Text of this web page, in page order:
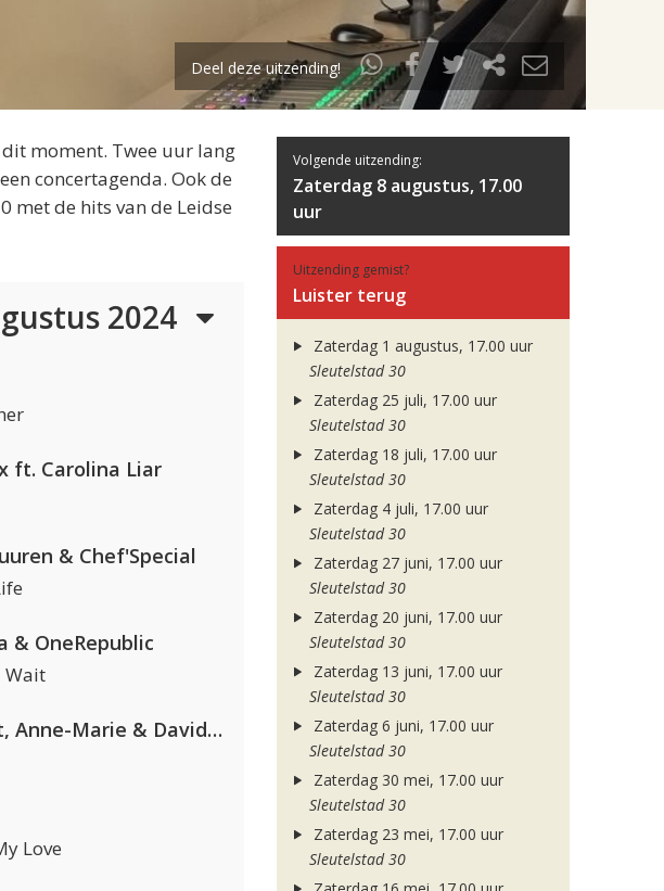
Deel deze uitzending!
moment. Twee uur lang
concertagenda. Ook de
met de hits van de Leidse
2024
ft. Carolina Liar
& Chef'Special
& OneRepublic
Wait
Clean Bandit, Anne-Marie & David Guetta
Love
Volgende uitzending:
Zaterdag 8 augustus, 17.00
uur
Uitzending gemist?
Luister terug
Zaterdag 1 augustus, 17.00 uur
Sleutelstad 30
Zaterdag 25 juli, 17.00 uur
Sleutelstad 30
Zaterdag 18 juli, 17.00 uur
Sleutelstad 30
Zaterdag 4 juli, 17.00 uur
Sleutelstad 30
Zaterdag 27 juni, 17.00 uur
Sleutelstad 30
Zaterdag 20 juni, 17.00 uur
Sleutelstad 30
Zaterdag 13 juni, 17.00 uur
Sleutelstad 30
Zaterdag 6 juni, 17.00 uur
Sleutelstad 30
Zaterdag 30 mei, 17.00 uur
Sleutelstad 30
Zaterdag 23 mei, 17.00 uur
Sleutelstad 30